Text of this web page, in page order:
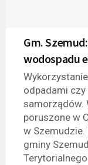
Gm.
wodospadu
odpadami
samorządów.
poruszone w
w
gminy